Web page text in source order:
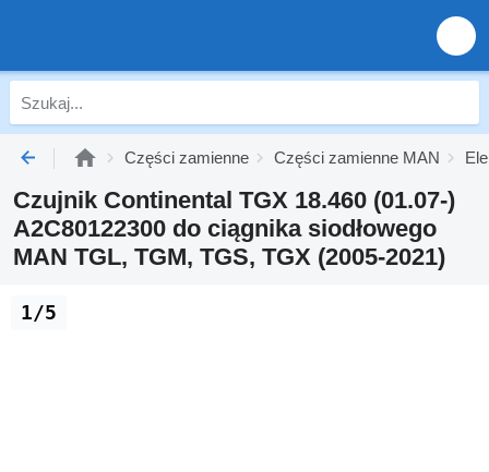
Części zamienne Części zamienne MAN
Czujnik Continental TGX 18.460 (01.07-)
A2C80122300 do ciągnika siodłowego
MAN TGL, TGM, TGS, TGX (2005-2021)
1/5